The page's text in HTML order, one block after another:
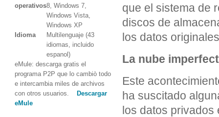
operativos8, Windows 7,
Windows Vista,
Windows XP
Idioma
Multilenguaje (43
idiomas, incluido
espanol)
eMule: descarga gratis el
programa P2P que lo cambiò todo
e intercambia miles de archivos
con otros usuarios.
Descargar
eMule
que el sistema de
discos de
los datos
La nube
Este
ha suscitado
los datos privados